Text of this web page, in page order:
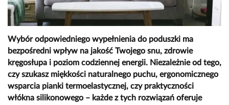
Wybór odpowiedniego wypełnienia do poduszki ma
bezpośredni wpływ na jakość Twojego snu, zdrowie
kręgosłupa i poziom codziennej energii. Niezależnie od tego,
czy szukasz miękkości naturalnego puchu, ergonomicznego
wsparcia pianki termoelastycznej, czy praktyczności
włókna silikonowego – każde z tych rozwiązań oferuje